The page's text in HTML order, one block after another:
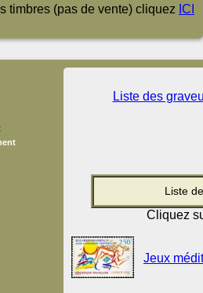
timbres (pas de vente) cliquez ICI
Liste des
Liste
Cliquez
Jeux